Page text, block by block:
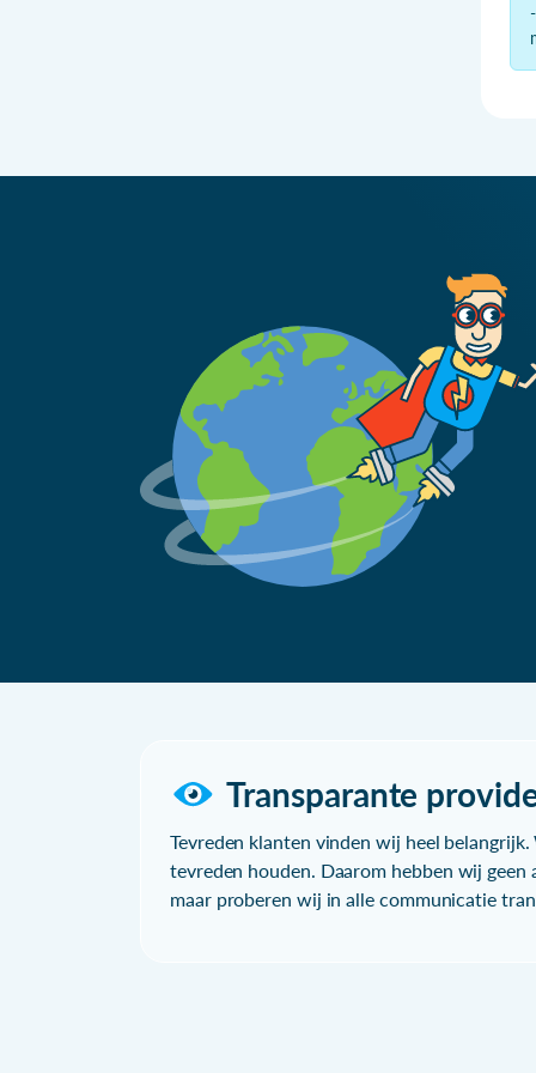
Transparante
Tevreden klanten vinden wij heel
tevreden houden. Daarom hebben wij geen
maar proberen wij in alle communicatie